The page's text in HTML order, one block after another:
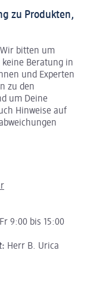
zu Produkten,
bitten um
keine Beratung in
und Experten
zu den
um Deine
Hinweise auf
9:00 bis 15:00
Herr B. Urica